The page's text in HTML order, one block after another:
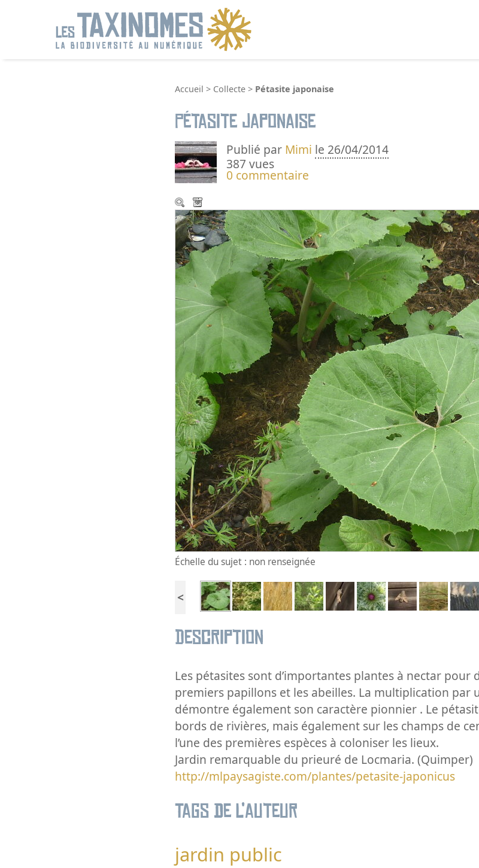
Accueil > Collecte > Pétasite japonaise
Pétasite japonaise
Publié par Mimi le 26/04/2014
387 vues
0 commentaire
Échelle du sujet : non renseignée
<
Description
Les pétasites sont d’importantes plantes à nectar pour
premiers papillons et les abeilles. La multiplication par
démontre également son caractère pionnier . Le
bords de rivières, mais également sur les champs de
l’une des premières espèces à coloniser les lieux.
Jardin remarquable du prieuré de Locmaria. (Quimper)
http://mlpaysagiste.com/plantes/petasite-japonicus
Tags de l’auteur
jardin public